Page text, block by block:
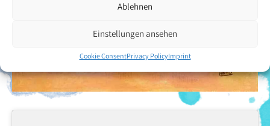
Ablehnen
Einstellungen ansehen
Cookie ConsentPrivacy PolicyImprint